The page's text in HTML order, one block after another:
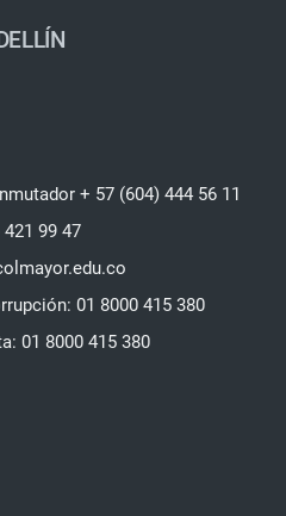
+ 57 (604) 444 56 11
421 99 47
01 8000 415 380
01 8000 415 380